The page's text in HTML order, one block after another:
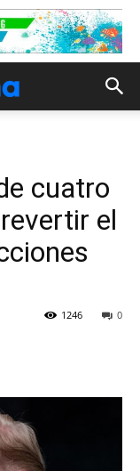
cuatro
el
0
1246